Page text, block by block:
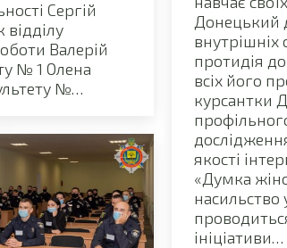
Сергій
Валерій
№ 1 Олена
№…
Донецький
протидія
всіх його
курсантки
якості
«Думка
насильство
ініціативи…